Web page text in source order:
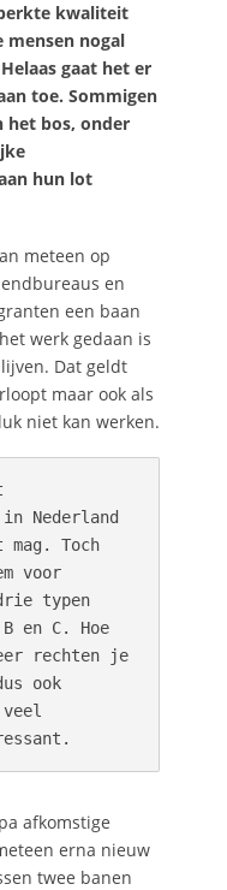
kwaliteit
mensen nogal
gaat het er
toe. Sommigen
het bos, onder
hun lot
meteen op
en
een baan
werk gedaan is
Dat geldt
maar ook als
niet kan werken.
Nederland
Toch
voor
typen
en C. Hoe
rechten je
ook
afkomstige
erna nieuw
twee banen